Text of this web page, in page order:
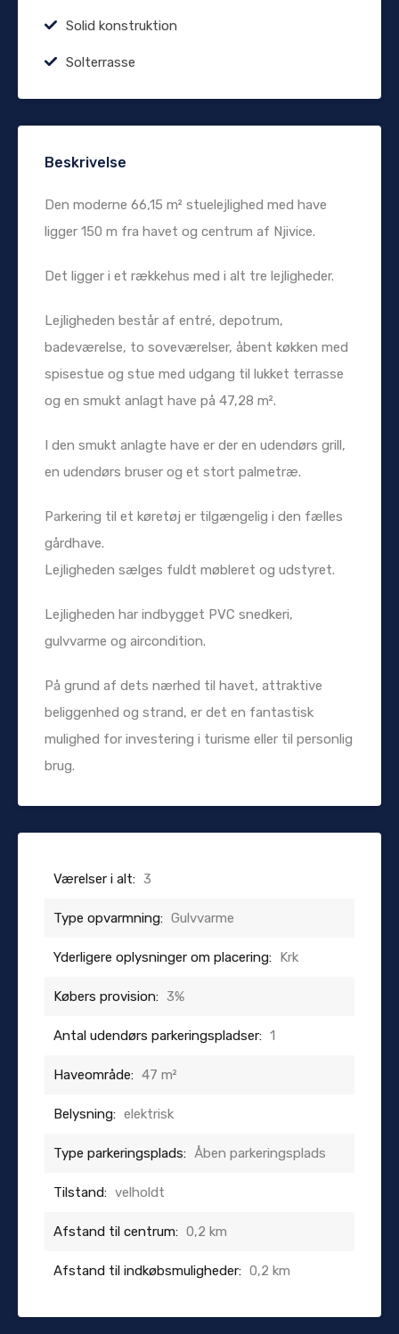
Solid konstruktion
Solterrasse
Beskrivelse
Den moderne 66,15 m² stuelejlighed med have
ligger 150 m fra havet og centrum af Njivice.
Det ligger i et rækkehus med i alt tre lejligheder.
Lejligheden består af entré, depotrum,
badeværelse, to soveværelser, åbent køkken med
spisestue og stue med udgang til lukket terrasse
og en smukt anlagt have på 47,28 m².
I den smukt anlagte have er der en udendørs grill,
en udendørs bruser og et stort palmetræ.
Parkering til et køretøj er tilgængelig i den fælles
gårdhave.
Lejligheden sælges fuldt møbleret og udstyret.
Lejligheden har indbygget PVC snedkeri,
gulvvarme og aircondition.
På grund af dets nærhed til havet, attraktive
beliggenhed og strand, er det en fantastisk
mulighed for investering i turisme eller til personlig
brug.
Værelser i alt: 3
Type opvarmning: Gulvvarme
Yderligere oplysninger om placering: Krk
Købers provision: 3%
Antal udendørs parkeringspladser: 1
Haveområde: 47 m²
Belysning: elektrisk
Type parkeringsplads: Åben parkeringsplads
Tilstand: velholdt
Afstand til centrum: 0,2 km
Afstand til indkøbsmuligheder: 0,2 km